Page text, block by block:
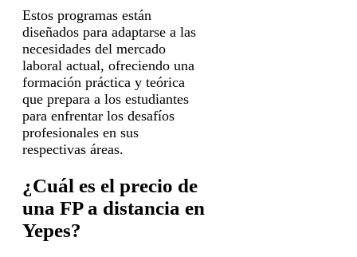
Estos programas están
diseñados para adaptarse a las
necesidades del mercado
laboral actual, ofreciendo una
formación práctica y teórica
que prepara a los estudiantes
para enfrentar los desafíos
profesionales en sus
respectivas áreas.
¿Cuál es el precio de
una FP a distancia en
Yepes?